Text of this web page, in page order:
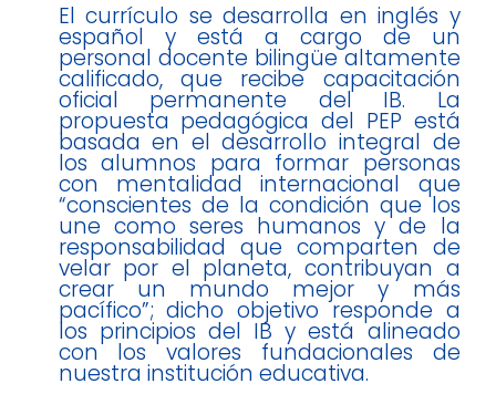
El currículo se desarrolla en inglés y
español y está a cargo de un
personal docente bilingüe altamente
calificado, que recibe capacitación
oficial permanente del IB. La
propuesta pedagógica del PEP está
basada en el desarrollo integral de
los alumnos para formar personas
con mentalidad internacional que
“conscientes de la condición que los
une como seres humanos y de la
responsabilidad que comparten de
velar por el planeta, contribuyan a
crear un mundo mejor y más
pacífico”; dicho objetivo responde a
los principios del IB y está alineado
con los valores fundacionales de
nuestra institución educativa.